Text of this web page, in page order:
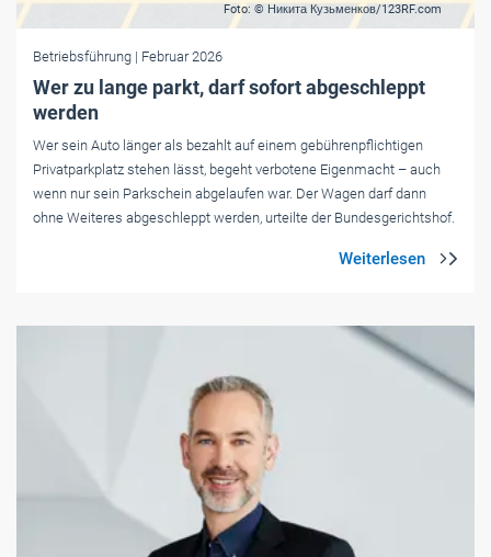
Foto: © Никита Кузьменков/123RF.com
Betriebsführung | Februar 2026
Wer zu lange parkt, darf sofort abge­sch­leppt
werden
Wer sein Auto länger als bezahlt auf einem gebührenpflichtigen
Privatparkplatz stehen lässt, begeht verbotene Eigenmacht – auch
wenn nur sein Parkschein abgelaufen war. Der Wagen darf dann
ohne Weiteres abgeschleppt werden, urteilte der Bundesgerichtshof.